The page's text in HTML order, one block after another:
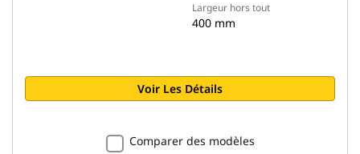
Largeur hors tout
400 mm
Voir Les Détails
Comparer des modèles